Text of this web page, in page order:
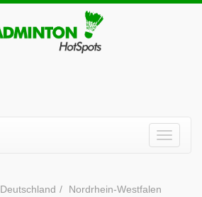
Deutschland
Nordrhein-Westfalen